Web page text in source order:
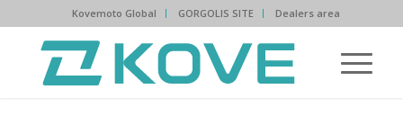
Kovemoto Global GORGOLIS SITE Dealers area